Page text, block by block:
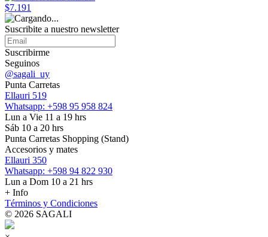
$7.191
Suscribite a nuestro newsletter
Suscribirme
Seguinos
@sagali_uy
Punta Carretas
Ellauri 519
Whatsapp: +598 95 958 824
Lun a Vie 11 a 19 hrs
Sáb 10 a 20 hrs
Punta Carretas Shopping (Stand)
Accesorios y mates
Ellauri 350
Whatsapp: +598 94 822 930
Lun a Dom 10 a 21 hrs
+ Info
Términos y Condiciones
© 2026 SAGALI